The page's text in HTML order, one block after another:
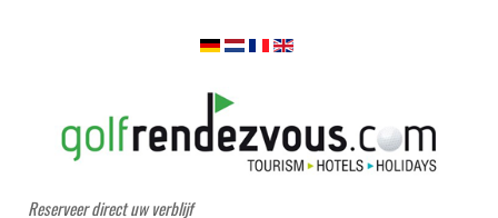
Reserveer direct uw verblijf